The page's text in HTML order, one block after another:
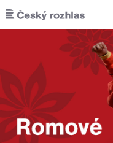
Přejít k hlavnímu obsahu